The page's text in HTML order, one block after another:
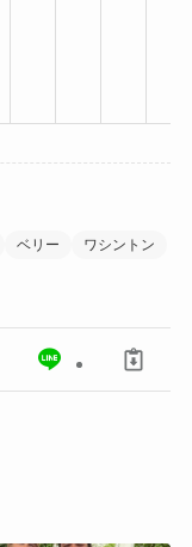
ベリー
ワシントン